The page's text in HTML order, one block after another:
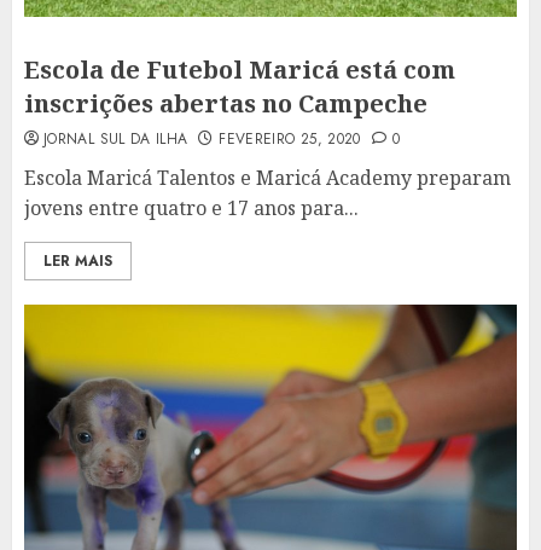
Escola de Futebol Maricá está com
inscrições abertas no Campeche
JORNAL SUL DA ILHA FEVEREIRO 25, 2020 0
Escola Maricá Talentos e Maricá Academy preparam
jovens entre quatro e 17 anos para...
LER MAIS